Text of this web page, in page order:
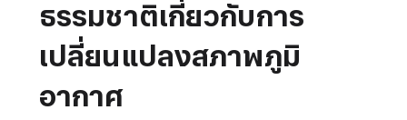
ธรรมชาติเกี่ยวกับการ
เปลี่ยนแปลงสภาพภูมิ
อากาศ